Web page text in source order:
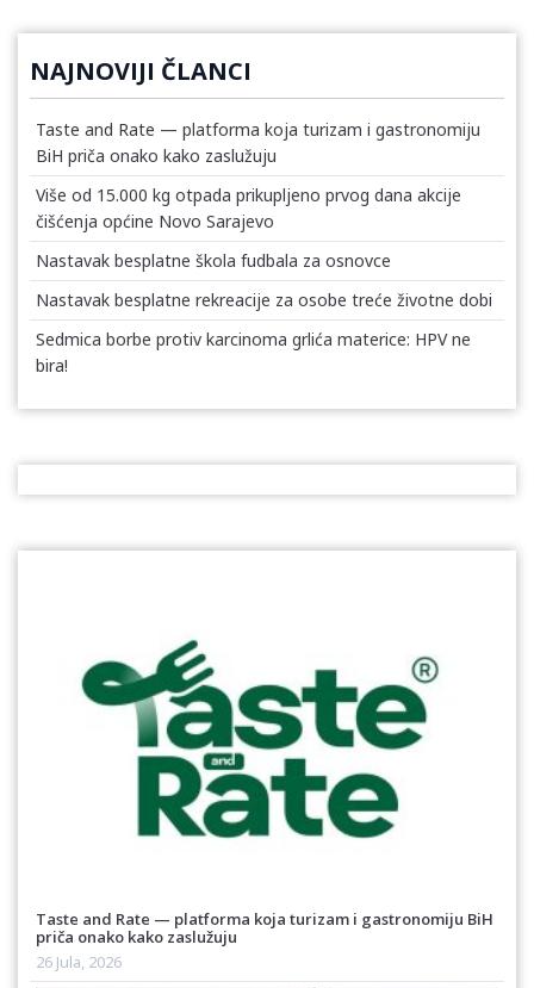
NAJNOVIJI ČLANCI
Taste and Rate — platforma koja turizam i gastronomiju
BiH priča onako kako zaslužuju
Više od 15.000 kg otpada prikupljeno prvog dana akcije
čišćenja općine Novo Sarajevo
Nastavak besplatne škola fudbala za osnovce
Nastavak besplatne rekreacije za osobe treće životne dobi
Sedmica borbe protiv karcinoma grlića materice: HPV ne
bira!
Taste and Rate — platforma koja turizam i gastronomiju BiH
priča onako kako zaslužuju
26 Jula, 2026